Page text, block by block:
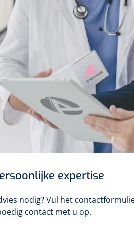
expertise
nodig? Vul het
contact met u op.